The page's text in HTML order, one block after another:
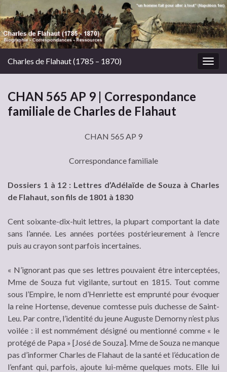
Charles de Flahaut (1785 – 1870)
CHAN 565 AP 9 | Correspondance
familiale de Charles de Flahaut
CHAN 565 AP 9
Correspondance familiale
Dossiers 1 à 12 : Lettres d’Adélaïde de Souza à Charles
de Flahaut, son fils de 1801 à 1830
Cent soixante-dix-huit lettres, la plupart comportant la date
sans l’année. Les années portées postérieurement à l’encre
puis au crayon sont parfois incertaines.
« N’ignorant pas que ses lettres pouvaient être interceptées,
Mme de Souza fut vigilante, surtout en 1815. Tout comme
sous l’Empire, le nom d’Henriette est emprunté pour évoquer
la reine Hortense, devenue comtesse puis duchesse de Saint-
Leu. Par contre, l’identité du jeune Auguste Demorny n’est plus
voilée : il est nommément désigné ou mentionné comme « le
protégé de Papa » [José de Souza]. Mme de Souza ne manque
pas d’informer Charles de Flahaut de la santé et l’éducation de
l’enfant qui, parfois, ajoute lui-même quelques mots. Elle lui